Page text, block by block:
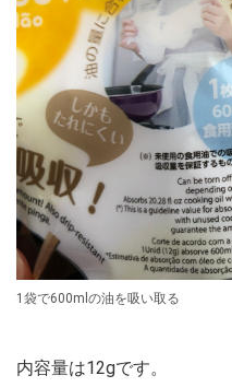
1袋で600mlの油を吸い取る
内容量は12gです。